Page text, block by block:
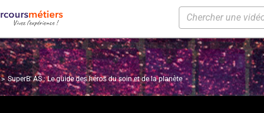
SuperB' AS : Le guide des héros du soin et de la planète